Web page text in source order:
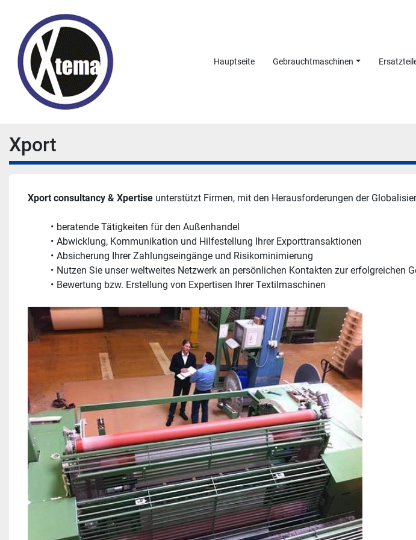
Hauptseite Gebrauchtmaschinen
Xport
Xport consultancy & Xpertise unterstützt Firmen, mit den Herausforderungen der
beratende Tätigkeiten für den Außenhandel
Abwicklung, Kommunikation und Hilfestellung Ihrer Exporttransaktionen
Absicherung Ihrer Zahlungseingänge und Risikominimierung
Nutzen Sie unser weltweites Netzwerk an persönlichen Kontakten zur erfolgreichen
Bewertung bzw. Erstellung von Expertisen Ihrer Textilmaschinen